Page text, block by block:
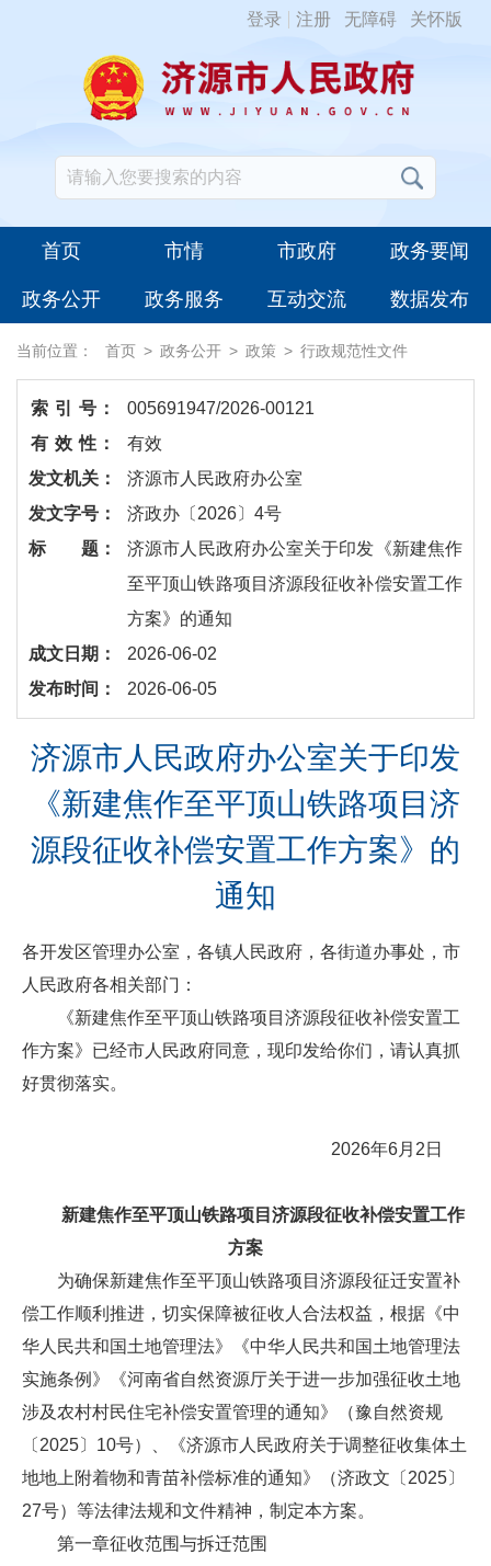
登录 注册 无障碍 关怀版
首页 市情 市政府 政务要闻
政务公开 政务服务 互动交流 数据发布
当前位置： 首页 > 政务公开 > 政策 > 行政规范性文件
索 引 号：
005691947/2026-00121
有 效 性：
有效
发文机关：
济源市人民政府办公室
发文字号：
济政办〔2026〕4号
标 题：
​济源市人民政府办公室关于印发《新建焦作
至平顶山铁路项目济源段征收补偿安置工作
方案》的通知
成文日期：
2026-06-02
发布时间：
2026-06-05
济源市人民政府办公室关于印发
《新建焦作至平顶山铁路项目济
源段征收补偿安置工作方案》的
通知
各开发区管理办公室，各镇人民政府，各街道办事处，市
人民政府各相关部门：
《新建焦作至平顶山铁路项目济源段征收补偿安置工
作方案》已经市人民政府同意，现印发给你们，请认真抓
好贯彻落实。
2026年6月2日
新建焦作至平顶山铁路项目济源段征收补偿安置工作
方案
为确保新建焦作至平顶山铁路项目济源段征迁安置补
偿工作顺利推进，切实保障被征收人合法权益，根据《中
华人民共和国土地管理法》《中华人民共和国土地管理法
实施条例》《河南省自然资源厅关于进一步加强征收土地
涉及农村村民住宅补偿安置管理的通知》（豫自然资规
〔2025〕10号）、《济源市人民政府关于调整征收集体土
地地上附着物和青苗补偿标准的通知》（济政文〔2025〕
27号）等法律法规和文件精神，制定本方案。
第一章征收范围与拆迁范围